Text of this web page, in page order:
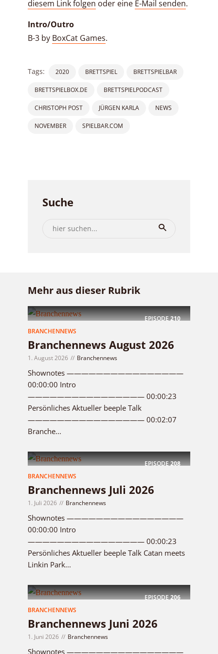
diesem Link folgen oder eine E-Mail senden.
Intro/Outro
B-3 by BoxCat Games.
Tags: 2020 BRETTSPIEL BRETTSPIELBAR
BRETTSPIELBOX.DE BRETTSPIELPODCAST
CHRISTOPH POST JÜRGEN KARLA NEWS
NOVEMBER SPIELBAR.COM
Suche
Mehr aus dieser Rubrik
EPISODE210
BRANCHENNEWS
Branchennews August 2026
1. August 2026 Branchennews
Shownotes ————————————————
00:00:00 Intro
———————————————— 00:00:23
Persönliches Aktueller beeple Talk
———————————————— 00:02:07
Branche...
EPISODE208
BRANCHENNEWS
Branchennews Juli 2026
1. Juli 2026 Branchennews
Shownotes ————————————————
00:00:00 Intro
———————————————— 00:00:23
Persönliches Aktueller beeple Talk Catan meets
Linkin Park...
EPISODE206
BRANCHENNEWS
Branchennews Juni 2026
1. Juni 2026 Branchennews
Shownotes ————————————————